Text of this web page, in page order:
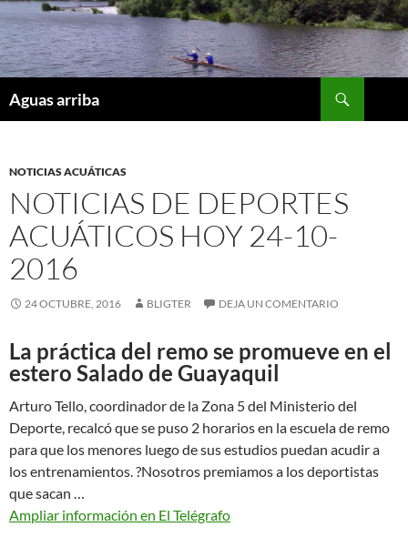
al
contenido
Aguas arriba
NOTICIAS ACUÁTICAS
NOTICIAS DE DEPORTES
ACUÁTICOS HOY 24-10-
2016
24 OCTUBRE, 2016 BLIGTER DEJA UN COMENTARIO
La práctica del remo se promueve en el
estero Salado de Guayaquil
Arturo Tello, coordinador de la Zona 5 del Ministerio del
Deporte, recalcó que se puso 2 horarios en la escuela de remo
para que los menores luego de sus estudios puedan acudir a
los entrenamientos. ?Nosotros premiamos a los deportistas
que sacan …
Ampliar información en El Telégrafo